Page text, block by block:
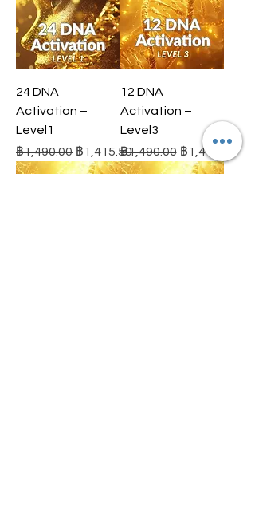
24 DNA
Activation –
Level1
ราคาปกติ
฿1,490.00 ราคาขายลด
฿1,415.50
12 DNA
Activation –
Level3
ราคาปกติ
฿1,490.00 ราคาขายลด
฿1,415.50